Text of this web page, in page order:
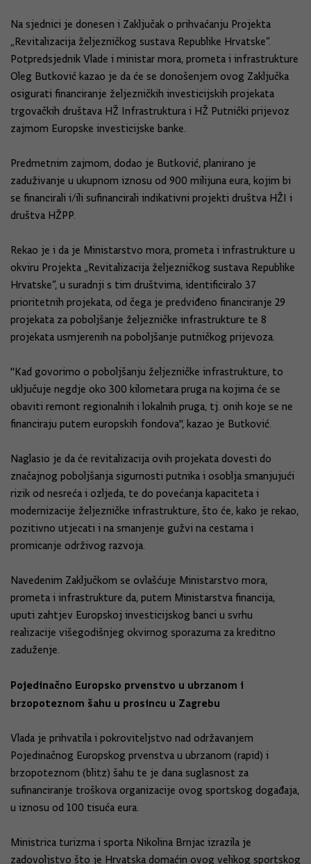
Na sjednici je donesen i Zaključak o prihvaćanju Projekta
„Revitalizacija željezničkog sustava Republike Hrvatske“.
Potpredsjednik Vlade i ministar mora, prometa i infrastrukture
Oleg Butković kazao je da će se donošenjem ovog Zaključka
osigurati financiranje željezničkih investicijskih projekata
trgovačkih društava HŽ Infrastruktura i HŽ Putnički prijevoz
zajmom Europske investicijske banke.
Predmetnim zajmom, dodao je Butković, planirano je
zaduživanje u ukupnom iznosu od 900 milijuna eura, kojim bi
se financirali i/ili sufinancirali indikativni projekti društva HŽI i
društva HŽPP.
Rekao je i da je Ministarstvo mora, prometa i infrastrukture u
okviru Projekta „Revitalizacija željezničkog sustava Republike
Hrvatske“, u suradnji s tim društvima, identificiralo 37
prioritetnih projekata, od čega je predviđeno financiranje 29
projekata za poboljšanje željezničke infrastrukture te 8
projekata usmjerenih na poboljšanje putničkog prijevoza.
"Kad govorimo o poboljšanju željezničke infrastrukture, to
uključuje negdje oko 300 kilometara pruga na kojima će se
obaviti remont regionalnih i lokalnih pruga, tj. onih koje se ne
financiraju putem europskih fondova", kazao je Butković.
Naglasio je da će revitalizacija ovih projekata dovesti do
značajnog poboljšanja sigurnosti putnika i osoblja smanjujući
rizik od nesreća i ozljeda, te do povećanja kapaciteta i
modernizacije željezničke infrastrukture, što će, kako je rekao,
pozitivno utjecati i na smanjenje gužvi na cestama i
promicanje održivog razvoja.
Navedenim Zaključkom se ovlašćuje Ministarstvo mora,
prometa i infrastrukture da, putem Ministarstva financija,
uputi zahtjev Europskoj investicijskog banci u svrhu
realizacije višegodišnjeg okvirnog sporazuma za kreditno
zaduženje.
Pojedinačno Europsko prvenstvo u ubrzanom i
brzopoteznom šahu u prosincu u Zagrebu
Vlada je prihvatila i pokroviteljstvo nad održavanjem
Pojedinačnog Europskog prvenstva u ubrzanom (rapid) i
brzopoteznom (blitz) šahu te je dana suglasnost za
sufinanciranje troškova organizacije ovog sportskog događaja,
u iznosu od 100 tisuća eura.
Ministrica turizma i sporta Nikolina Brnjac izrazila je
zadovoljstvo što je Hrvatska domaćin ovog velikog sportskog